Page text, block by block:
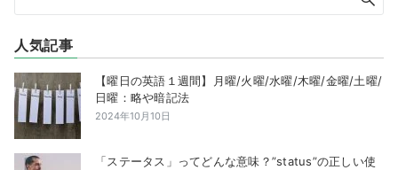
人気記事
【曜日の英語１週間】月曜/火曜/水曜/木曜/金曜/土曜/
日曜：略や暗記法
2024年10月10日
「ステータス」ってどんな意味？”status”の正しい使